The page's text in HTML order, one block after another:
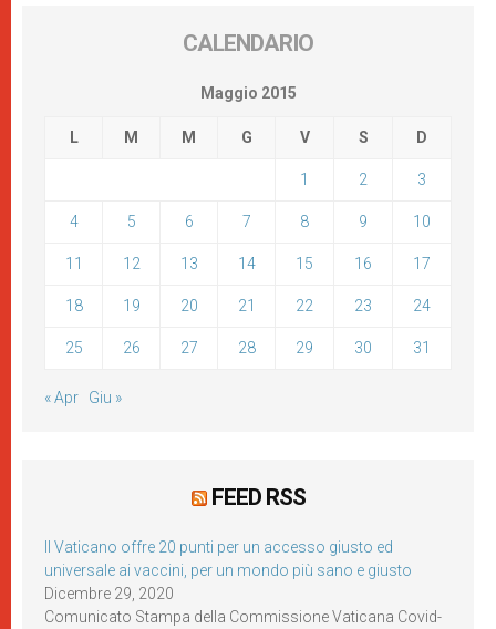
CALENDARIO
Maggio 2015
L M M G V S D
1 2 3
4 5 6 7 8 9 10
11 12 13 14 15 16 17
18 19 20 21 22 23 24
25 26 27 28 29 30 31
« Apr Giu »
FEED RSS
Il Vaticano offre 20 punti per un accesso giusto ed
universale ai vaccini, per un mondo più sano e giusto
Dicembre 29, 2020
Comunicato Stampa della Commissione Vaticana Covid-